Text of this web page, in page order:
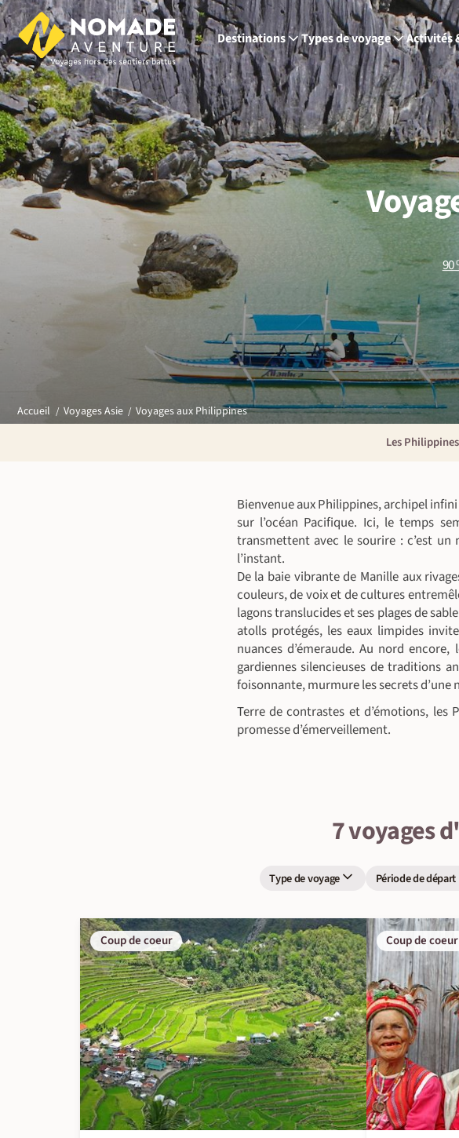
Destinations Types de voyage Activités
90
Accueil Voyages Asie Voyages aux Philippines
Les
Bienvenue aux Philippines, archipel
sur l’océan Pacifique. Ici, le temps
transmettent avec le sourire : c’est
l’instant.
De la baie vibrante de Manille aux
couleurs, de voix et de cultures
lagons translucides et ses plages de
atolls protégés, les eaux limpides
nuances d’émeraude. Au nord
gardiennes silencieuses de traditions
foisonnante, murmure les secrets d’une
Terre de contrastes et d’émotions,
promesse d’émerveillement.
7 voyages
Type de voyage Période de départ
Coup de coeur Coup de coeur